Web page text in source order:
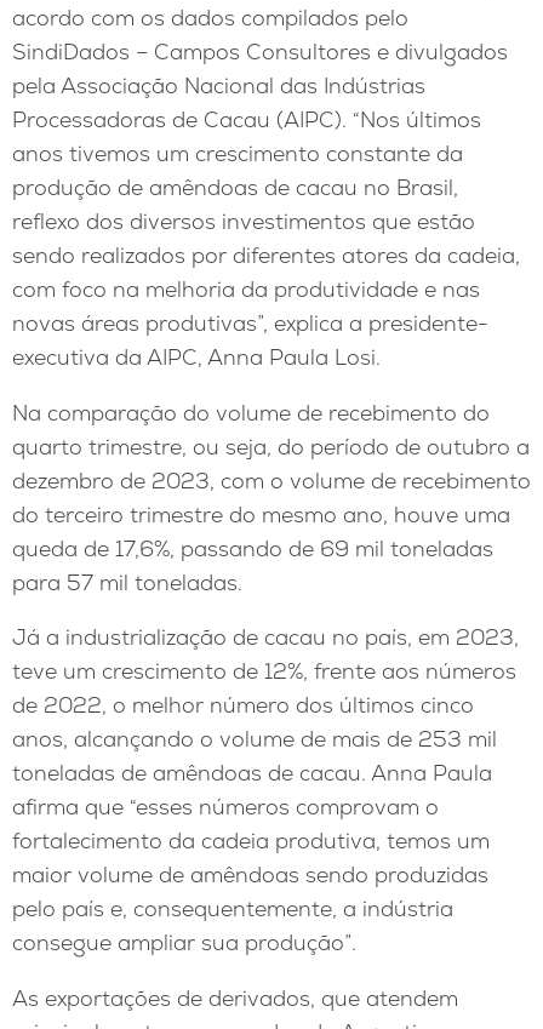
acordo com os dados compilados pelo
SindiDados – Campos Consultores e divulgados
pela Associação Nacional das Indústrias
Processadoras de Cacau (AIPC). “Nos últimos
anos tivemos um crescimento constante da
produção de amêndoas de cacau no Brasil,
reflexo dos diversos investimentos que estão
sendo realizados por diferentes atores da cadeia,
com foco na melhoria da produtividade e nas
novas áreas produtivas”, explica a presidente-
executiva da AIPC, Anna Paula Losi.
Na comparação do volume de recebimento do
quarto trimestre, ou seja, do período de outubro a
dezembro de 2023, com o volume de recebimento
do terceiro trimestre do mesmo ano, houve uma
queda de 17,6%, passando de 69 mil toneladas
para 57 mil toneladas.
Já a industrialização de cacau no país, em 2023,
teve um crescimento de 12%, frente aos números
de 2022, o melhor número dos últimos cinco
anos, alcançando o volume de mais de 253 mil
toneladas de amêndoas de cacau. Anna Paula
afirma que “esses números comprovam o
fortalecimento da cadeia produtiva, temos um
maior volume de amêndoas sendo produzidas
pelo país e, consequentemente, a indústria
consegue ampliar sua produção”.
As exportações de derivados, que atendem